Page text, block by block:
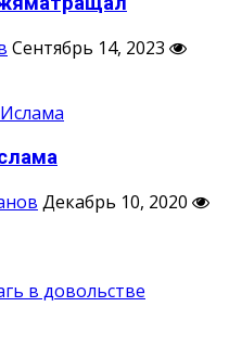
Сентябрь 14, 2023
Декабрь 10, 2020